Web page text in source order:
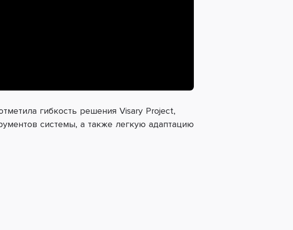
гибкость решения Visary Project,
системы, а также легкую адаптацию